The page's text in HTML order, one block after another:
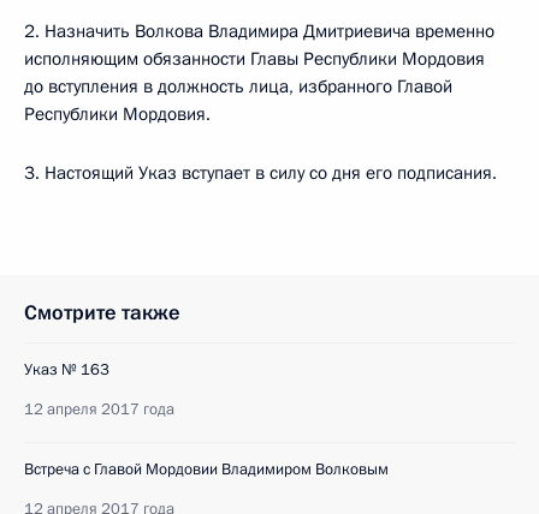
2. Назначить Волкова Владимира Дмитриевича временно
исполняющим обязанности Главы Республики Мордовия
до вступления в должность лица, избранного Главой
Республики Мордовия.
3. Настоящий Указ вступает в силу со дня его подписания.
Смотрите также
Указ № 163
12 апреля 2017 года
Встреча с Главой Мордовии Владимиром Волковым
12 апреля 2017 года